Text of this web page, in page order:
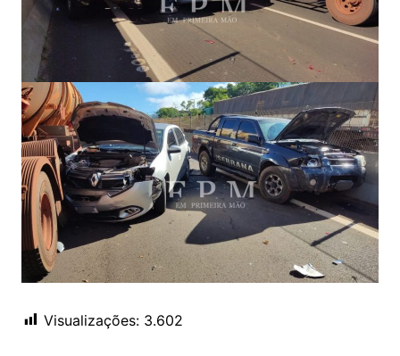
Visualizações: 3.602